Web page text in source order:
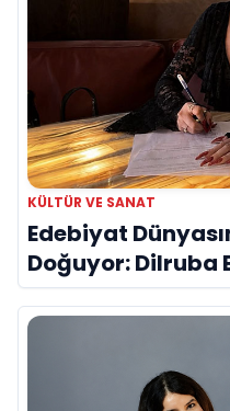
KÜLTÜR VE SANAT
Edebiyat
Doğuyor: Dilruba
Evreni ‘AVENOİR’